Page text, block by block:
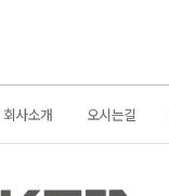
회사소개 오시는길